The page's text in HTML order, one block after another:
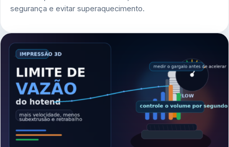
segurança e evitar superaquecimento.